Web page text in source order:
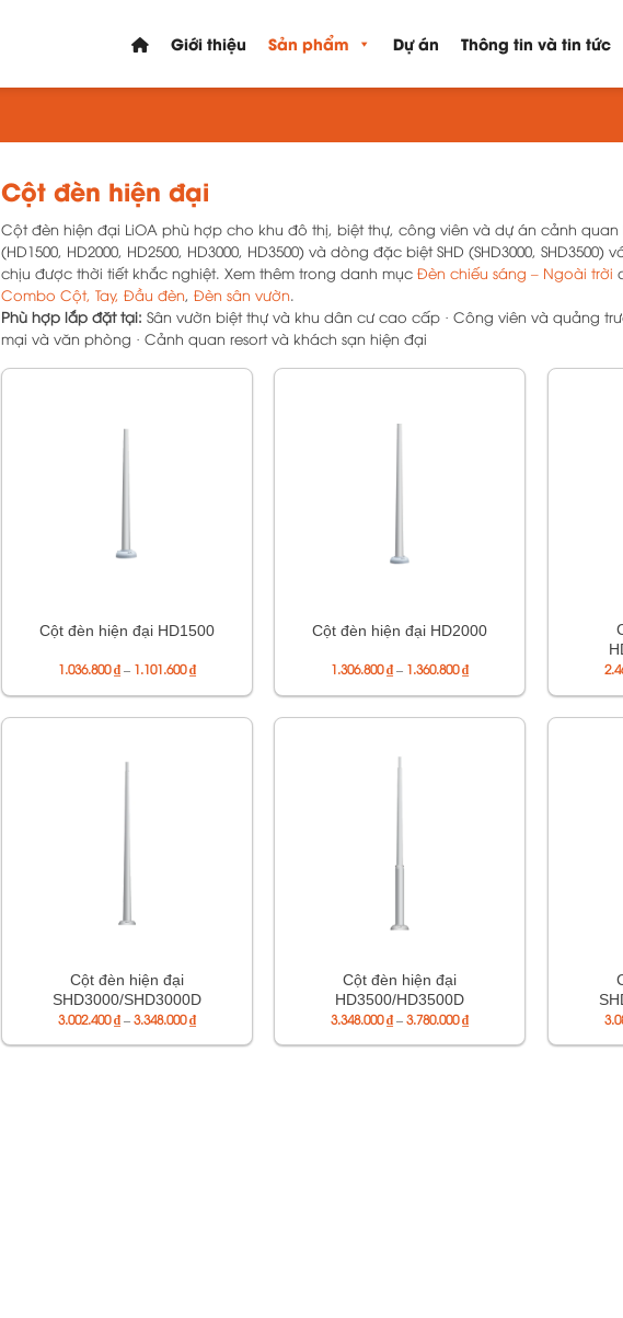
Giới thiệu Sản phẩm Dự án Thông tin và tin tức
Cột đèn hiện đại
Cột đèn hiện đại LiOA phù hợp cho khu đô thị, biệt thự, công viên và dự án cảnh
(HD1500, HD2000, HD2500, HD3000, HD3500) và dòng đặc biệt SHD (SHD3000,
chịu được thời tiết khắc nghiệt. Xem thêm trong danh mục Đèn chiếu sáng – Ngoài trời
Combo Cột, Tay, Đầu đèn, Đèn sân vườn.
Phù hợp lắp đặt tại: Sân vườn biệt thự và khu dân cư cao cấp · Công viên và quảng
mại và văn phòng · Cảnh quan resort và khách sạn hiện đại
Cột đèn hiện đại HD1500
1.036.800₫ – 1.101.600₫Khoảng
giá:
từ
đến
1.101.600 ₫
Cột đèn hiện đại HD2000
1.306.800₫ – 1.360.800₫Khoảng
giá:
từ
đến
1.360.800 ₫
Cột đèn hiện đại
SHD3000/SHD3000D
3.002.400₫ – 3.348.000₫Khoảng
giá:
từ
Cột đèn hiện đại
HD3500/HD3500D
3.348.000₫ – 3.780.000₫Khoảng
giá:
từ